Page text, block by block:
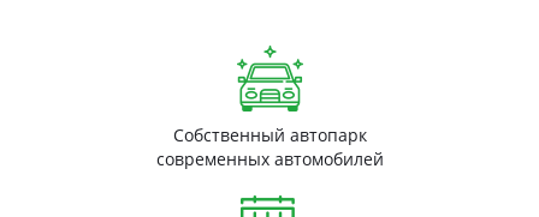
Собственный автопарк
современных автомобилей